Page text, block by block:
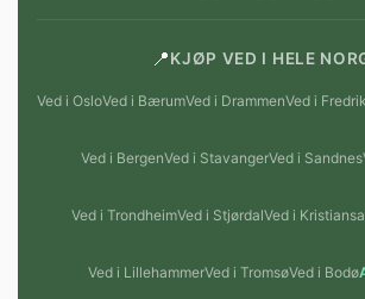
📍KJØP VED I HELE
Ved i OsloVed i BærumVed i DrammenVed i
Ved i BergenVed i StavangerVed i Sandnes
Ved i TrondheimVed i StjørdalVed i
Ved i LillehammerVed i TromsøVed i Bodø